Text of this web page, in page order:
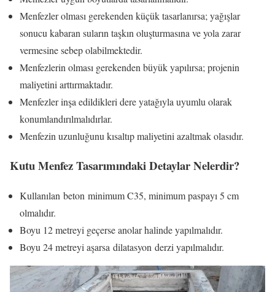
Menfezler olması gerekenden küçük tasarlanırsa; yağışlar
sonucu kabaran suların taşkın oluşturmasına ve yola zarar
vermesine sebep olabilmektedir.
Menfezlerin olması gerekenden büyük yapılırsa; projenin
maliyetini arttırmaktadır.
Menfezler inşa edildikleri dere yatağıyla uyumlu olarak
konumlandırılmalıdırlar.
Menfezin uzunluğunu kısaltıp maliyetini azaltmak olasıdır.
Kutu Menfez Tasarımındaki Detaylar Nelerdir?
Kullanılan beton minimum C35, minimum paspayı 5 cm
olmalıdır.
Boyu 12 metreyi geçerse anolar halinde yapılmalıdır.
Boyu 24 metreyi aşarsa dilatasyon derzi yapılmalıdır.